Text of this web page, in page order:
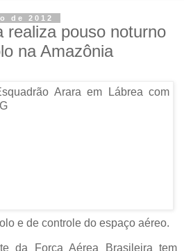
de 2012
realiza pouso noturno
na Amazônia
e de controle do espaço aéreo.
da Força Aérea Brasileira tem